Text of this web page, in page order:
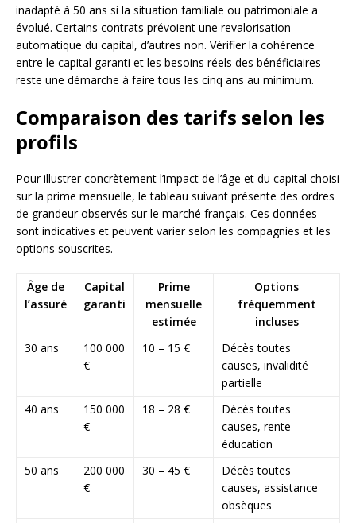
inadapté à 50 ans si la situation familiale ou patrimoniale a
évolué. Certains contrats prévoient une revalorisation
automatique du capital, d’autres non. Vérifier la cohérence
entre le capital garanti et les besoins réels des bénéficiaires
reste une démarche à faire tous les cinq ans au minimum.
Comparaison des tarifs selon les
profils
Pour illustrer concrètement l’impact de l’âge et du capital choisi
sur la prime mensuelle, le tableau suivant présente des ordres
de grandeur observés sur le marché français. Ces données
sont indicatives et peuvent varier selon les compagnies et les
options souscrites.
Âge de
l’assuré
Capital
garanti
Prime
mensuelle
estimée
Options
fréquemment
incluses
30 ans
100 000
€
10 – 15 €
Décès toutes
causes, invalidité
partielle
40 ans
150 000
€
18 – 28 €
Décès toutes
causes, rente
éducation
50 ans
200 000
€
30 – 45 €
Décès toutes
causes, assistance
obsèques